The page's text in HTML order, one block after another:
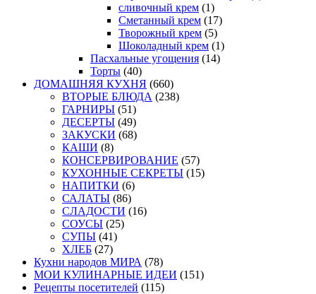
сливочный крем (1)
Сметанный крем (17)
Творожный крем (5)
Шоколадный крем (1)
Пасхальные угощения (14)
Торты (40)
ДОМАШНЯЯ КУХНЯ (660)
ВТОРЫЕ БЛЮДА (238)
ГАРНИРЫ (51)
ДЕСЕРТЫ (49)
ЗАКУСКИ (68)
КАШИ (8)
КОНСЕРВИРОВАНИЕ (57)
КУХОННЫЕ СЕКРЕТЫ (15)
НАПИТКИ (6)
САЛАТЫ (86)
СЛАДОСТИ (16)
СОУСЫ (25)
СУПЫ (41)
ХЛЕБ (27)
Кухни народов МИРА (78)
МОИ КУЛИНАРНЫЕ ИДЕИ (151)
Рецепты посетителей (115)